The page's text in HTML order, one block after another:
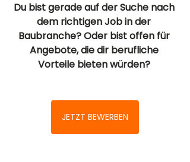
Du bist gerade auf der Suche nach
dem richtigen Job in der
Baubranche? Oder bist offen für
Angebote, die dir berufliche
Vorteile bieten würden?
JETZT BEWERBEN